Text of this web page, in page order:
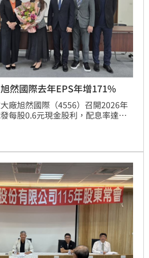
然國際去年EPS年增171%
廠旭然國際（4556）召開2026年
每股0.6元現金股利，配息率達
年合併營收為6.73億元，年減
配置與生產效率，並積極優化業務
獲利能力明顯改善，2025年稅後
年增174％，每股稅後盈餘EPS達
，整體營運刷新近五年新高水準。